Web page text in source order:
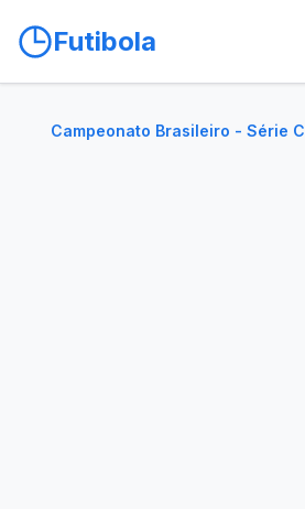
Futibola
Campeonato Brasileiro - Série C